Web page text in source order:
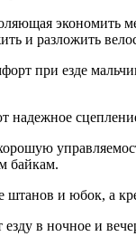
экономить
и разложить
при езде
надежное
байкам.
штанов и юбок, а
езду в ночное и